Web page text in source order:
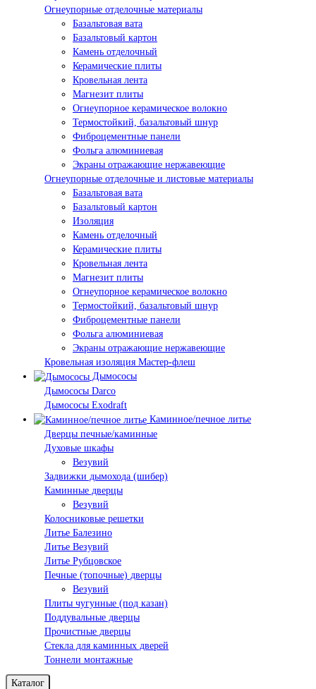
Огнеупорные отделочные материалы
Базальтовая вата
Базальтовый картон
Камень отделочный
Керамические плиты
Кровельная лента
Магнезит плиты
Огнеупорное керамическое волокно
Термостойкий, базальтовый шнур
Фиброцементные панели
Фольга алюминиевая
Экраны отражающие нержавеющие
Огнеупорные отделочные и листовые материалы
Базальтовая вата
Базальтовый картон
Изоляция
Камень отделочный
Керамические плиты
Кровельная лента
Магнезит плиты
Огнеупорное керамическое волокно
Термостойкий, базальтовый шнур
Фиброцементные панели
Фольга алюминиевая
Экраны отражающие нержавеющие
Кровельная изоляция Мастер-флеш
Дымососы
Дымососы Darco
Дымососы Exodraft
Каминное/печное литье
Дверцы печные/каминные
Духовые шкафы
Везувий
Задвижки дымохода (шибер)
Каминные дверцы
Везувий
Колосниковые решетки
Литье Балезино
Литье Везувий
Литье Рубцовское
Печные (топочные) дверцы
Везувий
Плиты чугунные (под казан)
Поддувальные дверцы
Прочистные дверцы
Стекла для каминных дверей
Тоннели монтажные
Каталог